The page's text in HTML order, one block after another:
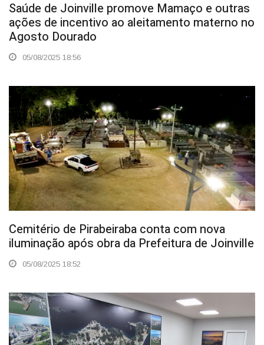
Saúde de Joinville promove Mamaço e outras
ações de incentivo ao aleitamento materno no
Agosto Dourado
05/08/2025 18:56
Cemitério de Pirabeiraba conta com nova
iluminação após obra da Prefeitura de Joinville
05/08/2025 18:52